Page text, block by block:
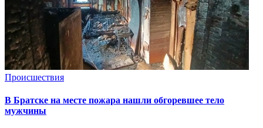
Происшествия
В Братске на месте пожара нашли обгоревшее тело
мужчины